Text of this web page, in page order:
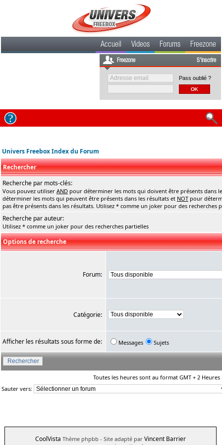
Accueil Videos Forums Freezone
Freezone S'inscrire
Pass oublié ?
Univers Freebox Index du Forum
Rechercher
Recherche par mots-clés:
Vous pouvez utiliser AND pour déterminer les mots qui doivent être présents dans
déterminer les mots qui peuvent être présents dans les résultats et NOT pour
pas être présents dans les résultats. Utilisez * comme un joker pour des recherches
Recherche par auteur:
Utilisez * comme un joker pour des recherches partielles
Options de recherche
Forum:
Catégorie:
Afficher les résultats sous forme de: Messages Sujets
Toutes les heures sont au format GMT + 2 Heures
Sauter vers:
CoolVista Thème phpbb - Site adapté par Vincent Barrier